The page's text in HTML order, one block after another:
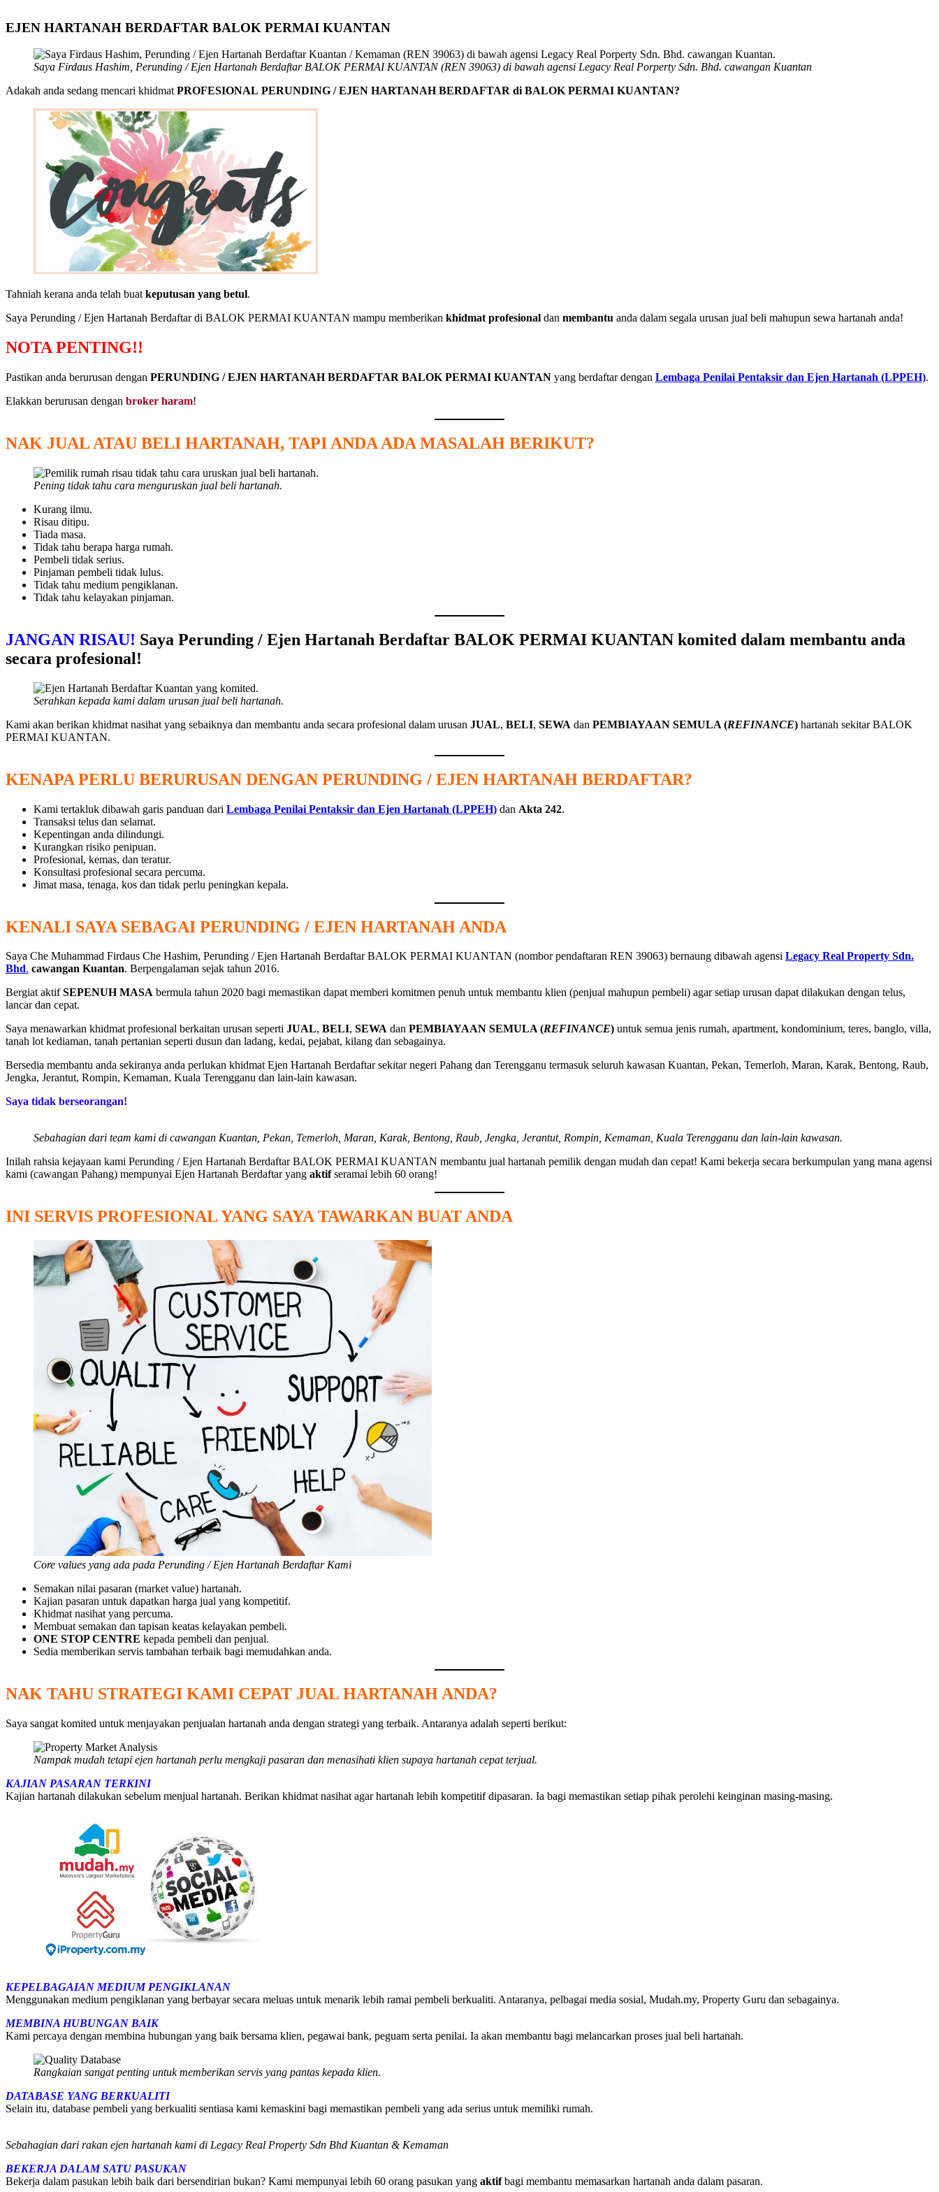
EJEN HARTANAH BERDAFTAR BALOK PERMAI KUANTAN
Saya Firdaus Hashim, Perunding / Ejen Hartanah Berdaftar BALOK PERMAI KUANTAN (REN 39063) di bawah agensi Legacy Real Porperty Sdn. Bhd. cawangan Kuantan
Adakah anda sedang mencari khidmatPROFESIONAL PERUNDING / EJEN HARTANAH BERDAFTAR di BALOK PERMAI KUANTAN?
Tahniah kerana anda telah buatkeputusan yang betul.
Saya Perunding / Ejen Hartanah Berdaftar di BALOK PERMAI KUANTAN mampu memberikan khidmat profesional dan membantu anda dalam segala urusan jual beli mahupun sewa hartanah anda!
NOTA PENTING!!
Pastikan anda berurusan dengan PERUNDING / EJEN HARTANAH BERDAFTAR BALOK PERMAI KUANTAN yang berdaftar dengan Lembaga Penilai Pentaksir dan Ejen Hartanah (LPPEH).
Elakkan berurusan dengan broker haram!
NAK JUAL ATAU BELI HARTANAH, TAPI ANDA ADA MASALAH BERIKUT?
Pening tidak tahu cara menguruskan jual beli hartanah.
Kurang ilmu.
Risau ditipu.
Tiada masa.
Tidak tahu berapa harga rumah.
Pembeli tidak serius.
Pinjaman pembeli tidak lulus.
Tidak tahu medium pengiklanan.
Tidak tahu kelayakan pinjaman.
JANGAN RISAU! Saya Perunding / Ejen Hartanah Berdaftar BALOK PERMAI KUANTAN komited dalam membantu anda
secara profesional!
Serahkan kepada kami dalam urusan jual beli hartanah.
Kami akan berikan khidmat nasihat yang sebaiknya dan membantu anda secara profesional dalam urusan JUAL, BELI, SEWA dan PEMBIAYAAN SEMULA (REFINANCE) hartanah sekitar BALOK
PERMAI KUANTAN.
KENAPA PERLU BERURUSAN DENGAN PERUNDING / EJEN HARTANAH BERDAFTAR?
Kami tertakluk dibawah garis panduan dari Lembaga Penilai Pentaksir dan Ejen Hartanah (LPPEH) dan Akta 242.
Transaksi telus dan selamat.
Kepentingan anda dilindungi.
Kurangkan risiko penipuan.
Profesional, kemas, dan teratur.
Konsultasi profesional secara percuma.
Jimat masa, tenaga, kos dan tidak perlu peningkan kepala.
KENALI SAYA SEBAGAI PERUNDING / EJEN HARTANAH ANDA
Saya Che Muhammad Firdaus Che Hashim, Perunding / Ejen Hartanah Berdaftar BALOK PERMAI KUANTAN (nombor pendaftaran REN 39063) bernaung dibawah agensi Legacy Real Property Sdn.
Bhd. cawangan Kuantan. Berpengalaman sejak tahun 2016.
Bergiat aktifSEPENUH MASA bermula tahun 2020 bagi memastikan dapat memberi komitmen penuh untuk membantu klien (penjual mahupun pembeli) agar setiap urusan dapat dilakukan dengan telus,
lancar dan cepat.
Saya menawarkan khidmat profesional berkaitan urusan seperti JUAL, BELI, SEWA dan PEMBIAYAAN SEMULA (REFINANCE) untuk semua jenis rumah, apartment, kondominium, teres, banglo, villa,
tanah lot kediaman, tanah pertanian seperti dusun dan ladang, kedai, pejabat, kilang dan sebagainya.
Bersedia membantu anda sekiranya anda perlukan khidmat Ejen Hartanah Berdaftar sekitar negeri Pahang dan Terengganu termasuk seluruh kawasan Kuantan, Pekan, Temerloh, Maran, Karak, Bentong, Raub,
Jengka, Jerantut, Rompin, Kemaman, Kuala Terengganu dan lain-lain kawasan.
Saya tidak berseorangan!
Sebahagian dari team kami di cawangan Kuantan, Pekan, Temerloh, Maran, Karak, Bentong, Raub, Jengka, Jerantut, Rompin, Kemaman, Kuala Terengganu dan lain-lain kawasan.
Inilah rahsia kejayaan kami Perunding / Ejen Hartanah Berdaftar BALOK PERMAI KUANTAN membantu jual hartanah pemilik dengan mudah dan cepat! Kami bekerja secara berkumpulan yang mana agensi
kami (cawangan Pahang) mempunyai Ejen Hartanah Berdaftar yang aktifseramai lebih 60 orang!
INI SERVIS PROFESIONAL YANG SAYA TAWARKAN BUAT ANDA
Core values yang ada pada Perunding / Ejen Hartanah Berdaftar Kami
Semakan nilai pasaran (market value) hartanah.
Kajian pasaran untuk dapatkan harga jual yang kompetitif.
Khidmat nasihat yang percuma.
Membuat semakan dan tapisan keatas kelayakan pembeli.
ONE STOP CENTRE kepada pembeli dan penjual.
Sedia memberikan servis tambahan terbaik bagi memudahkan anda.
NAK TAHU STRATEGI KAMI CEPAT JUAL HARTANAH ANDA?
Saya sangat komited untuk menjayakan penjualan hartanah anda dengan strategi yang terbaik. Antaranya adalah seperti berikut:
Nampak mudah tetapi ejen hartanah perlu mengkaji pasaran dan menasihati klien supaya hartanah cepat terjual.
KAJIAN PASARAN TERKINI
Kajian hartanah dilakukan sebelum menjual hartanah. Berikan khidmat nasihat agar hartanah lebih kompetitif dipasaran. Ia bagi memastikan setiap pihak perolehi keinginan masing-masing.
KEPELBAGAIAN MEDIUM PENGIKLANAN
Menggunakan medium pengiklanan yang berbayar secara meluas untuk menarik lebih ramai pembeli berkualiti. Antaranya, pelbagai media sosial, Mudah.my, Property Guru dan sebagainya.
MEMBINA HUBUNGAN BAIK
Kami percaya dengan membina hubungan yang baik bersama klien, pegawai bank, peguam serta penilai. Ia akan membantu bagi melancarkan proses jual beli hartanah.
Rangkaian sangat penting untuk memberikan servis yang pantas kepada klien.
DATABASE YANG BERKUALITI
Selain itu, database pembeli yang berkualiti sentiasa kami kemaskini bagi memastikan pembeli yang ada serius untuk memiliki rumah.
Sebahagian dari rakan ejen hartanah kami di Legacy Real Property Sdn Bhd Kuantan & Kemaman
BEKERJA DALAM SATU PASUKAN
Bekerja dalam pasukan lebih baik dari bersendirian bukan? Kami mempunyai lebih 60 orang pasukan yang aktifbagi membantu memasarkan hartanah anda dalam pasaran.